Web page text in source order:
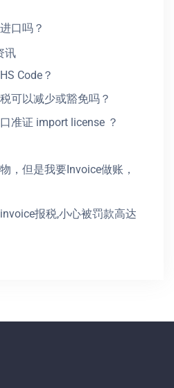
口吗？
讯
Code？
可以减少或豁免吗？
准证 import license ？
，但是我要Invoice做账，
报税,小心被罚款高达